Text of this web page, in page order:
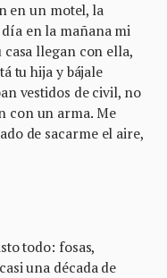
en un motel, la
en la mañana mi
llegan con ella,
tu hija y bájale
vestidos de civil, no
con un arma. Me
de sacarme el aire,
todo: fosas,
una década de